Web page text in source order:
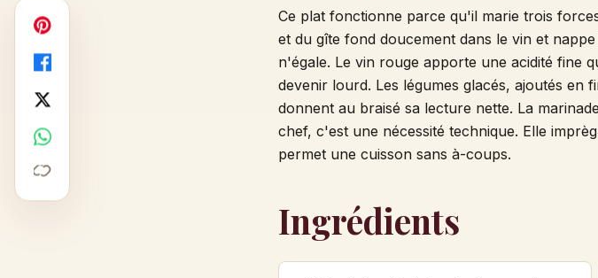
Facebook
X
WhatsApp
Copier
Ce plat fonctionne parce qu'il marie trois
et du gîte fond doucement dans le vin et
n'égale. Le vin rouge apporte une acidité fine
devenir lourd. Les légumes glacés, ajoutés en
donnent au braisé sa lecture nette. La
chef, c'est une nécessité technique. Elle
permet une cuisson sans à-coups.
Ingrédients